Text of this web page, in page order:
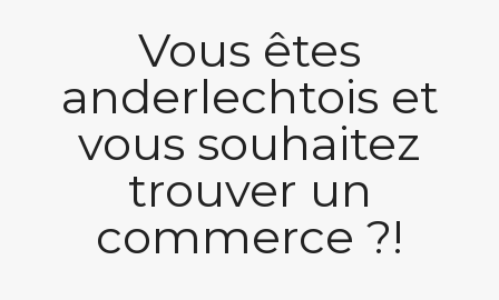
Vous êtes
anderlechtois et
vous souhaitez
trouver un
commerce ?!